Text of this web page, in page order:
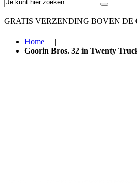
GRATIS VERZENDING BOVEN ​DE
Home
|
Goorin Bros. 32 in Twenty